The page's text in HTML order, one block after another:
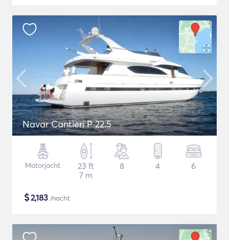
Navar Cantieri P 22.5
Motorjacht
23 ft
7 m
8 4 6
$2,183 /nacht